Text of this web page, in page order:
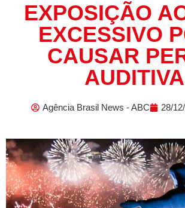
EXPOSIÇÃO
EXCESSIVO
CAUSAR
AUDITIVA
Agência Brasil News - ABC 28/